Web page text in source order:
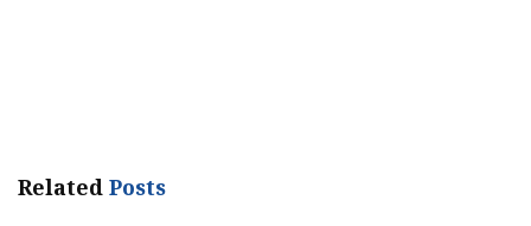
RelatedPosts